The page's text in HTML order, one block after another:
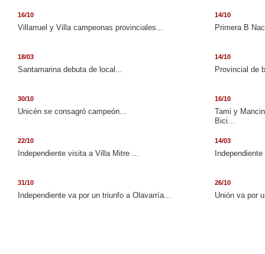
16/10
Villarruel y Villa campeonas provinciales...
14/10
Primera B
18/03
Santamarina debuta de local...
14/10
Provincial de
30/10
Unicén se consagró campeón...
16/10
Tami y
Bici...
22/10
Independiente visita a Villa Mitre ...
14/03
31/10
Independiente va por un triunfo a Olavarría...
26/10
Unión va por